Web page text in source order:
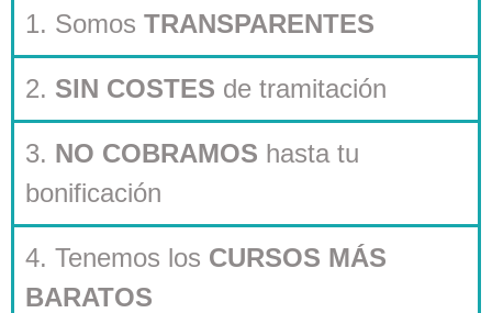
1. Somos TRANSPARENTES
2. SIN COSTES de tramitación
3. NO COBRAMOS hasta tu
bonificación
4. Tenemos los CURSOS MÁS
BARATOS